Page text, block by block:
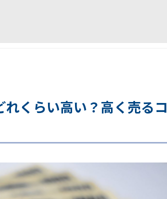
くらい高い？高く売るコ